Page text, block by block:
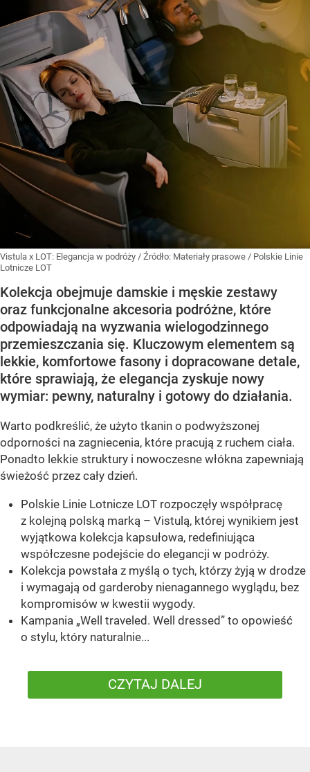
Vistula x LOT: Elegancja w podróży / Źródło: Materiały prasowe / Polskie Linie
Lotnicze LOT
Kolekcja obejmuje damskie i męskie zestawy
oraz funkcjonalne akcesoria podróżne, które
odpowiadają na wyzwania wielogodzinnego
przemieszczania się. Kluczowym elementem są
lekkie, komfortowe fasony i dopracowane detale,
które sprawiają, że elegancja zyskuje nowy
wymiar: pewny, naturalny i gotowy do działania.
Warto podkreślić, że użyto tkanin o podwyższonej
odporności na zagniecenia, które pracują z ruchem ciała.
Ponadto lekkie struktury i nowoczesne włókna zapewniają
świeżość przez cały dzień.
Polskie Linie Lotnicze LOT rozpoczęły współpracę
z kolejną polską marką – Vistulą, której wynikiem jest
wyjątkowa kolekcja kapsułowa, redefiniująca
współczesne podejście do elegancji w podróży.
Kolekcja powstała z myślą o tych, którzy żyją w drodze
i wymagają od garderoby nienagannego wyglądu, bez
kompromisów w kwestii wygody.
Kampania „Well traveled. Well dressed” to opowieść
o stylu, który naturalnie...
CZYTAJ DALEJ